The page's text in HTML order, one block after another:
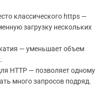
классического https —
загрузку нескольких
— уменьшает объем
HTTP — позволяет одному
много запросов подряд.